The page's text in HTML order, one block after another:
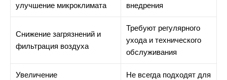
улучшение микроклимата
внедрения
Снижение загрязнений и
фильтрация воздуха
Требуют регулярного
ухода и технического
обслуживания
Увеличение
Не всегда подходят для